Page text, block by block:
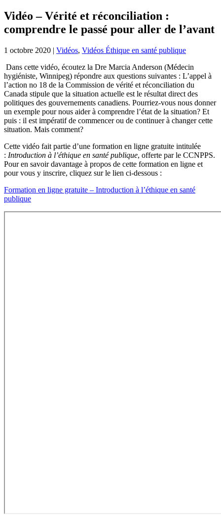
Vidéo – Vérité et réconciliation :
comprendre le passé pour aller de l’avant
1 octobre 2020 | Vidéos, Vidéos Éthique en santé publique
Dans cette vidéo, écoutez la Dre Marcia Anderson (Médecin
hygiéniste, Winnipeg) répondre aux questions suivantes : L’appel à
l’action no 18 de la Commission de vérité et réconciliation du
Canada stipule que la situation actuelle est le résultat direct des
politiques des gouvernements canadiens. Pourriez-vous nous donner
un exemple pour nous aider à comprendre l’état de la situation? Et
puis : il est impératif de commencer ou de continuer à changer cette
situation. Mais comment?
Cette vidéo fait partie d’une formation en ligne gratuite intitulée
: Introduction à l’éthique en santé publique, offerte par le CCNPPS.
Pour en savoir davantage à propos de cette formation en ligne et
pour vous y inscrire, cliquez sur le lien ci-dessous :
Formation en ligne gratuite – Introduction à l’éthique en santé
publique